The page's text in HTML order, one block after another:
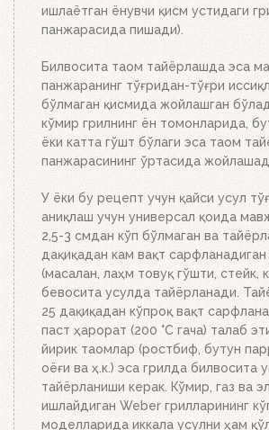
тўлдирилган ўт олдириш
Бошқа ҳеч нима қилишнинг ҳожати
дақиқада тўлиқ ёниб тугайди. Устки
тусга кириб, брикетлар эса кул
қопланганда, кўмирни панжара
Аъло даражада иссиқлик беради!
ишлаётган ёнувчи қисм устидаги
панжарасида пишади).
Билвосита таом тайёрлашда эса
панжаранинг тўғридан-тўғри
бўлмаган қисмида жойлашган
кўмир грилнинг ён томонларида,
ёки катта гўшт бўлаги эса таом
панжарасининг ўртасида
У ёки бу рецепт учун қайси усул
аниқлаш учун универсал қоида
2,5-3 смдан кўп бўлмаган ва
дақиқадан кам вақт
(масалан, лаҳм товуқ гўшти, стейк,
бевосита усулда тайёрланади.
25 дақиқадан кўпроқ вақт
паст ҳарорат (200 °C гача) талаб
йирик таомлар (ростбиф, бутун
оёғи ва ҳ.к.) эса грилда билвосита
тайёрланиши керак. Кўмир, газ ва
ишлайдиган Weber грилларининг
моделларида иккала усулни ҳам